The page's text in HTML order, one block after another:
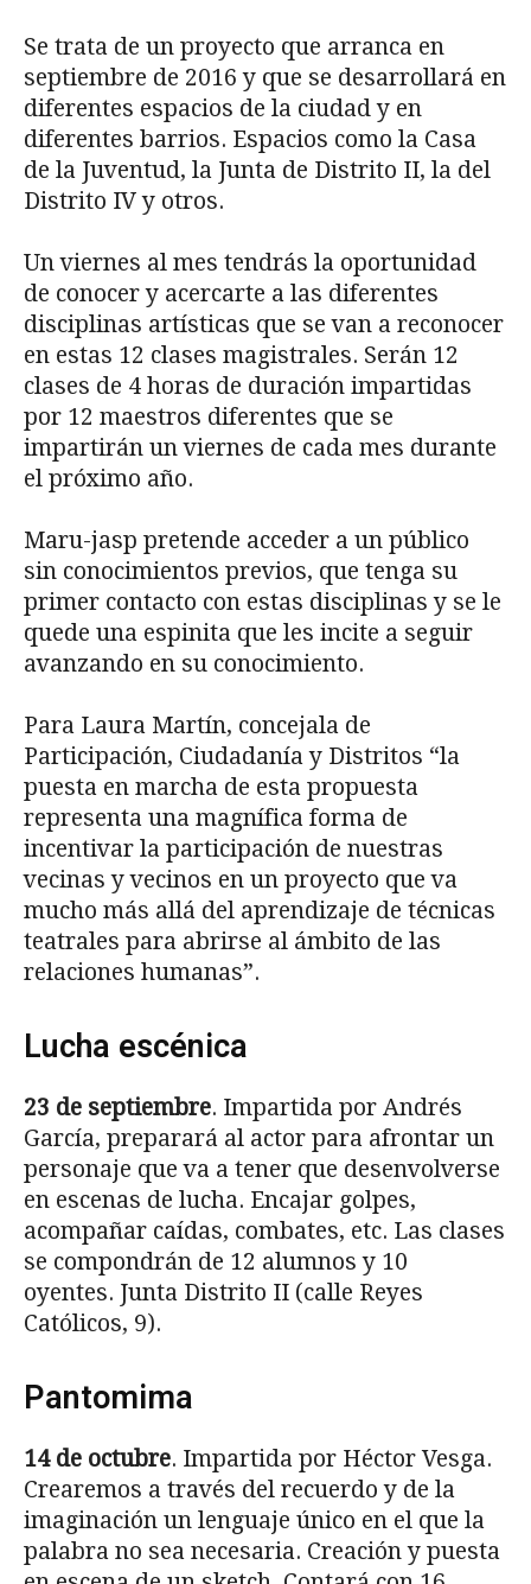
Se trata de un proyecto que arranca en
septiembre de 2016 y que se desarrollará en
diferentes espacios de la ciudad y en
diferentes barrios. Espacios como la Casa
de la Juventud, la Junta de Distrito II, la del
Distrito IV y otros.
Un viernes al mes tendrás la oportunidad
de conocer y acercarte a las diferentes
disciplinas artísticas que se van a reconocer
en estas 12 clases magistrales. Serán 12
clases de 4 horas de duración impartidas
por 12 maestros diferentes que se
impartirán un viernes de cada mes durante
el próximo año.
Maru-jasp pretende acceder a un público
sin conocimientos previos, que tenga su
primer contacto con estas disciplinas y se le
quede una espinita que les incite a seguir
avanzando en su conocimiento.
Para Laura Martín, concejala de
Participación, Ciudadanía y Distritos “la
puesta en marcha de esta propuesta
representa una magnífica forma de
incentivar la participación de nuestras
vecinas y vecinos en un proyecto que va
mucho más allá del aprendizaje de técnicas
teatrales para abrirse al ámbito de las
relaciones humanas”.
Lucha escénica
23 de septiembre. Impartida por Andrés
García, preparará al actor para afrontar un
personaje que va a tener que desenvolverse
en escenas de lucha. Encajar golpes,
acompañar caídas, combates, etc. Las clases
se compondrán de 12 alumnos y 10
oyentes. Junta Distrito II (calle Reyes
Católicos, 9).
Pantomima
14 de octubre. Impartida por Héctor Vesga.
Crearemos a través del recuerdo y de la
imaginación un lenguaje único en el que la
palabra no sea necesaria. Creación y puesta